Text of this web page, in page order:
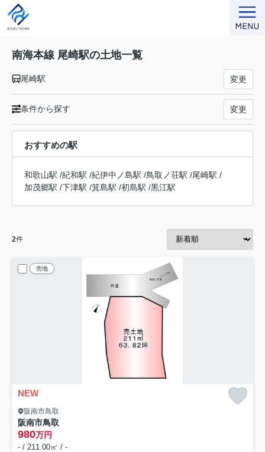
南海本線 尾崎駅の土地一覧
尾崎駅 変更
条件から探す 変更
おすすめの駅
和歌山駅 /紀和駅 /紀伊中ノ島駅 /鳥取ノ荘駅 /尾崎駅 /
加茂郷駅 /下津駅 /箕島駅 /初島駅 /黒江駅
2件
売地
NEW
阪南市鳥取
阪南市鳥取
980万円
- / 211.00㎡ / -